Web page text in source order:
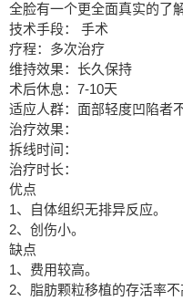
全脸有一个更全面真实的了解
技术手段： 手术
疗程：多次治疗
维持效果：长久保持
术后休息：7-10天
适应人群：面部轻度凹陷者
治疗效果：
拆线时间：
治疗时长：
优点
1、自体组织无排异反应。
2、创伤小。
缺点
1、费用较高。
2、脂肪颗粒移植的存活率不